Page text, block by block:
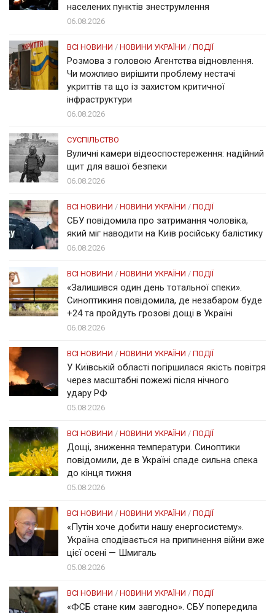
населених пунктів знеструмлення
06.08.2026
ВСІ НОВИНИ / НОВИНИ УКРАЇНИ / ПОДІЇ
Розмова з головою Агентства відновлення.
Чи можливо вирішити проблему нестачі
укриттів та що із захистом критичної
інфраструктури
06.08.2026
СУСПІЛЬСТВО
Вуличні камери відеоспостереження: надійний
щит для вашої безпеки
06.08.2026
ВСІ НОВИНИ / НОВИНИ УКРАЇНИ / ПОДІЇ
СБУ повідомила про затримання чоловіка,
який міг наводити на Київ російську балістику
06.08.2026
ВСІ НОВИНИ / НОВИНИ УКРАЇНИ / ПОДІЇ
«Залишився один день тотальної спеки».
Синоптикиня повідомила, де незабаром буде
+24 та пройдуть грозові дощі в Україні
06.08.2026
ВСІ НОВИНИ / НОВИНИ УКРАЇНИ / ПОДІЇ
У Київській області погіршилася якість повітря
через масштабні пожежі після нічного
удару РФ
05.08.2026
ВСІ НОВИНИ / НОВИНИ УКРАЇНИ / ПОДІЇ
Дощі, зниження температури. Синоптики
повідомили, де в Україні спаде сильна спека
до кінця тижня
05.08.2026
ВСІ НОВИНИ / НОВИНИ УКРАЇНИ / ПОДІЇ
«Путін хоче добити нашу енергосистему».
Україна сподівається на припинення війни вже
цієї осені — Шмигаль
05.08.2026
ВСІ НОВИНИ / НОВИНИ УКРАЇНИ / ПОДІЇ
«ФСБ стане ким завгодно». СБУ попередила